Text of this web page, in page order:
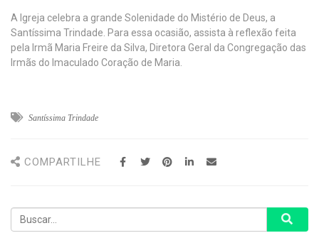
A Igreja celebra a grande Solenidade do Mistério de Deus, a
Santíssima Trindade. Para essa ocasião, assista à reflexão feita
pela Irmã Maria Freire da Silva, Diretora Geral da Congregação das
Irmãs do Imaculado Coração de Maria.
Santíssima Trindade
COMPARTILHE